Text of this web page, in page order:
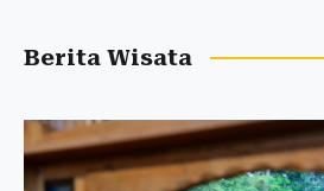
Berita Wisata